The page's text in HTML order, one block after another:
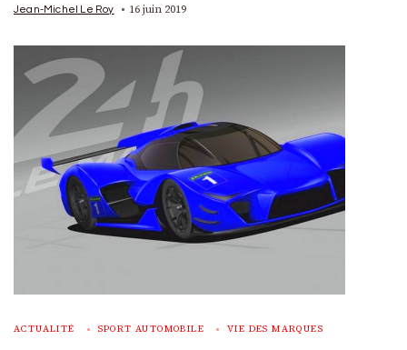
Jean-Michel Le Roy 16 juin 2019
ACTUALITÉ SPORT AUTOMOBILE VIE DES MARQUES